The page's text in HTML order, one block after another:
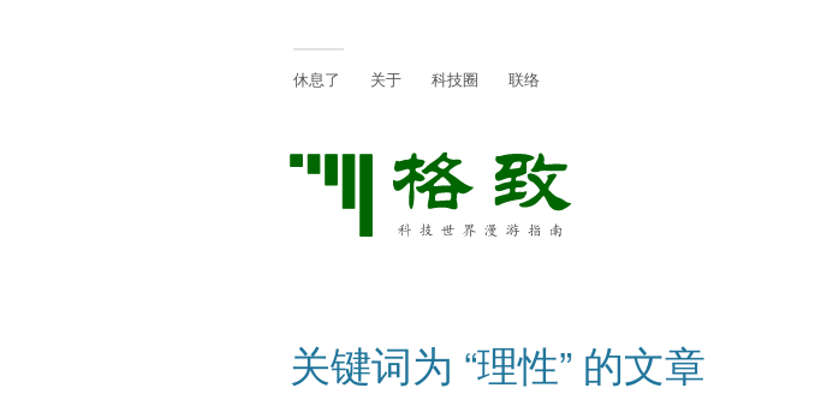
休息了 关于 科技圈 联络
关键词为 “理性” 的文章